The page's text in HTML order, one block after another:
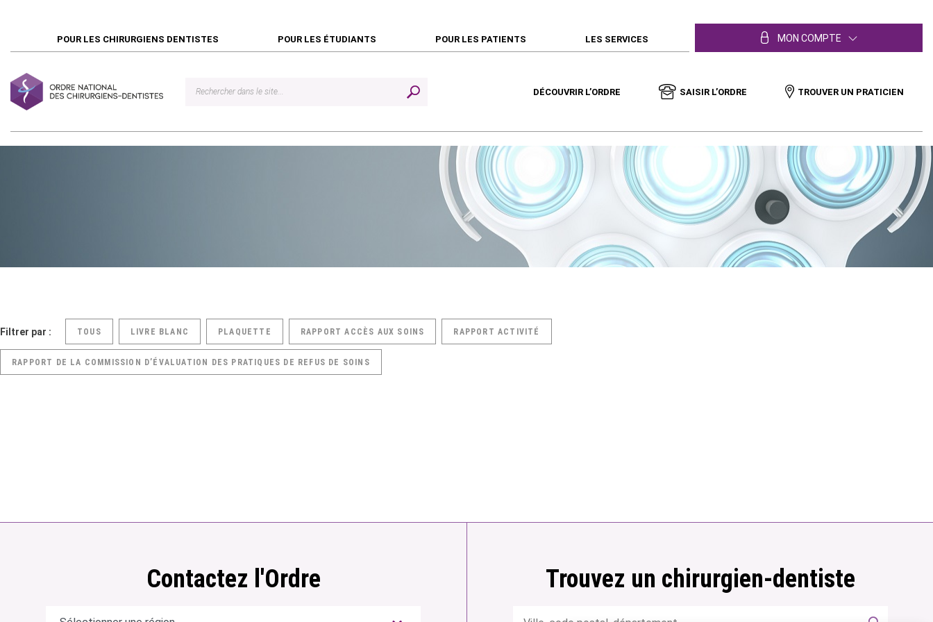
POUR LES CHIRURGIENS DENTISTES POUR LES ÉTUDIANTS POUR LES PATIENTS LES SERVICES MON COMPTE
DÉCOUVRIR L’ORDRE SAISIR L’ORDRE TROUVER UN PRATICIEN
Filtrer par : TOUS LIVRE BLANC PLAQUETTE RAPPORT ACCÈS AUX SOINS RAPPORT ACTIVITÉ
RAPPORT DE LA COMMISSION D’ÉVALUATION DES PRATIQUES DE REFUS DE SOINS
Contactez l'Ordre Trouvez un chirurgien-dentiste